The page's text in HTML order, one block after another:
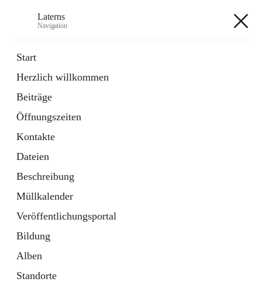
Laterns
Navigation
Start
Herzlich willkommen
Beiträge
Öffnungszeiten
Kontakte
Dateien
Beschreibung
Müllkalender
Veröffentlichungsportal
Bildung
Alben
Standorte
11 Schnellzugriffe
Soziales
1 Schnellzugriff